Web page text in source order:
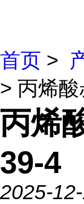
首页 >
> 丙烯
丙烯
39-4
2025-